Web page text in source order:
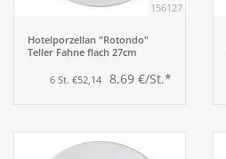
156127
Hotelporzellan "Rotondo"
Teller Fahne flach 27cm
6 St. €52,14 8,69 €/St.*